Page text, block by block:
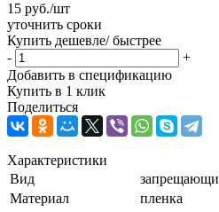
15 руб./шт
уточнить сроки
Купить дешевле/ быстрее
-
+
Добавить в спецификацию
Купить в 1 клик
Поделиться
Характеристики
Вид
Материал
пленка